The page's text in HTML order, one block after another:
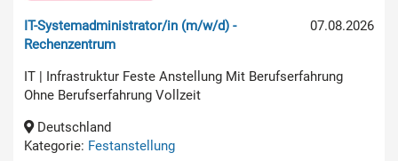
07.08.2026
IT-Systemadministrator/in (m/w/d) -
Rechenzentrum
IT | Infrastruktur Feste Anstellung Mit Berufserfahrung
Ohne Berufserfahrung Vollzeit
Deutschland
Kategorie: Festanstellung